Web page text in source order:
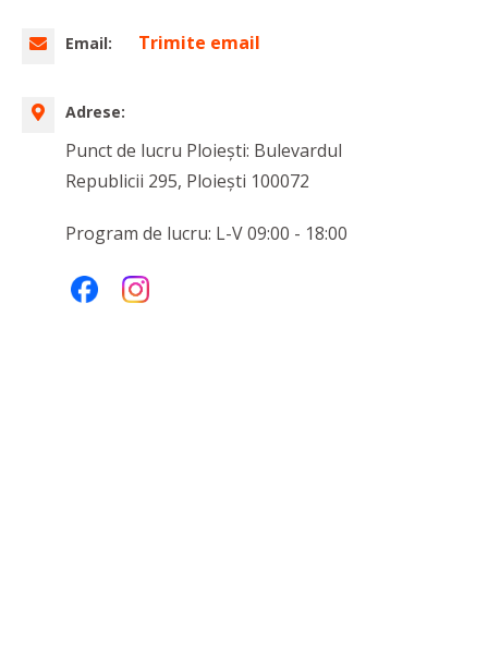
Email: Trimite email
Adrese:
Punct de lucru Ploieşti: Bulevardul
Republicii 295, Ploiești 100072
Program de lucru: L-V 09:00 - 18:00